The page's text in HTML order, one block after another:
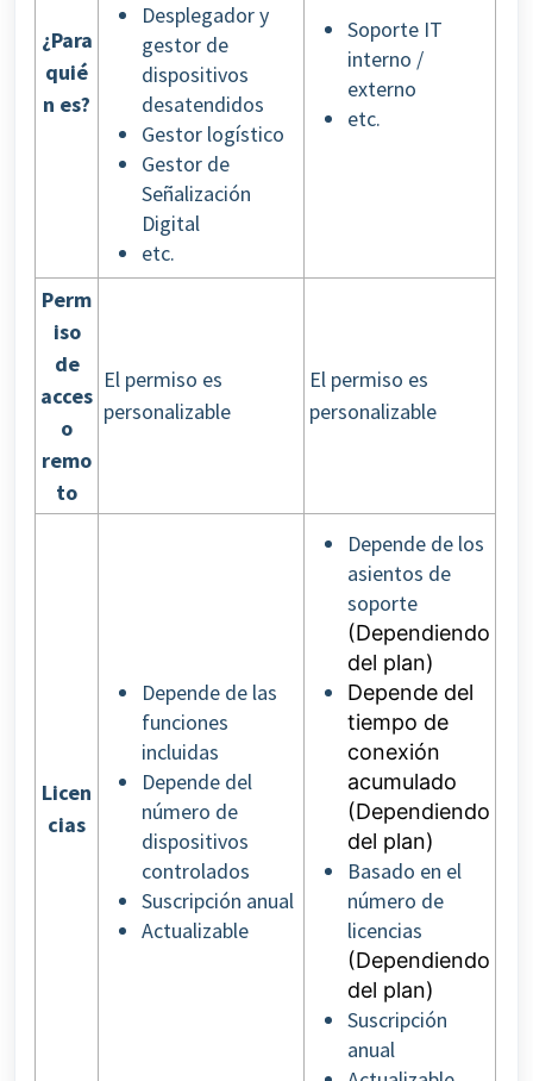
¿Para
quié
n es?
Desplegador y
gestor de
dispositivos
desatendidos
Gestor logístico
Gestor de
Señalización
Digital
etc.
Soporte IT
interno /
externo
etc.
Perm
iso
de
acces
o
remo
to
El permiso es
personalizable
El permiso es
personalizable
Licen
cias
Depende de las
funciones
incluidas
Depende del
número de
dispositivos
controlados
Suscripción anual
Actualizable
Depende de los
asientos de
soporte
(Dependiendo
del plan)
Depende del
tiempo de
conexión
acumulado
(Dependiendo
del plan)
Basado en el
número de
licencias
(Dependiendo
del plan)
Suscripción
anual